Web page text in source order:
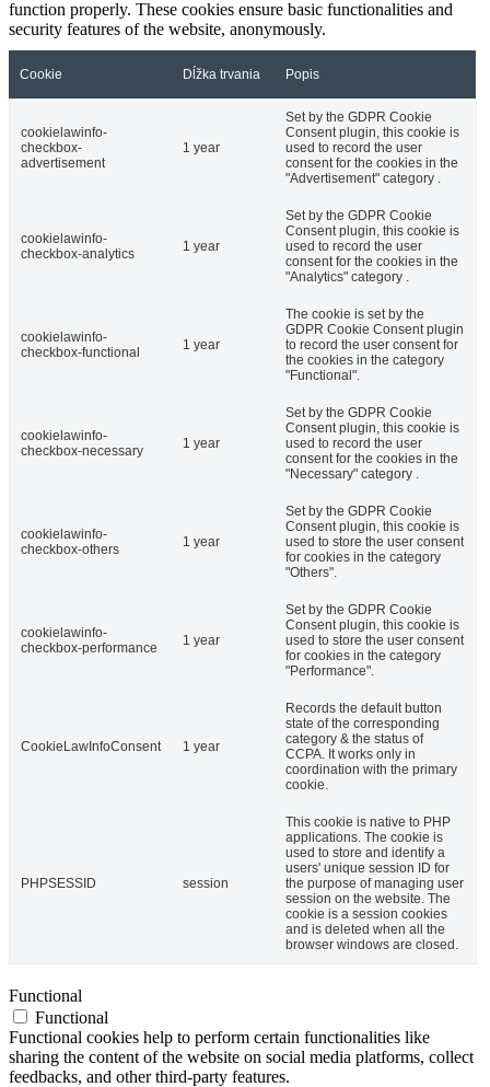
function properly. These cookies ensure basic functionalities and
security features of the website, anonymously.
Cookie Dĺžka trvania Popis
cookielawinfo-
checkbox-
advertisement
1 year
Set by the GDPR Cookie
Consent plugin, this cookie is
used to record the user
consent for the cookies in the
"Advertisement" category .
cookielawinfo-
checkbox-analytics
1 year
Set by the GDPR Cookie
Consent plugin, this cookie is
used to record the user
consent for the cookies in the
"Analytics" category .
cookielawinfo-
checkbox-functional
1 year
The cookie is set by the
GDPR Cookie Consent plugin
to record the user consent for
the cookies in the category
"Functional".
cookielawinfo-
checkbox-necessary
1 year
Set by the GDPR Cookie
Consent plugin, this cookie is
used to record the user
consent for the cookies in the
"Necessary" category .
cookielawinfo-
checkbox-others
1 year
Set by the GDPR Cookie
Consent plugin, this cookie is
used to store the user consent
for cookies in the category
"Others".
cookielawinfo-
checkbox-performance
1 year
Set by the GDPR Cookie
Consent plugin, this cookie is
used to store the user consent
for cookies in the category
"Performance".
CookieLawInfoConsent 1 year
Records the default button
state of the corresponding
category & the status of
CCPA. It works only in
coordination with the primary
cookie.
PHPSESSID session
This cookie is native to PHP
applications. The cookie is
used to store and identify a
users' unique session ID for
the purpose of managing user
session on the website. The
cookie is a session cookies
and is deleted when all the
browser windows are closed.
Functional
Functional
Functional cookies help to perform certain functionalities like
sharing the content of the website on social media platforms, collect
feedbacks, and other third-party features.